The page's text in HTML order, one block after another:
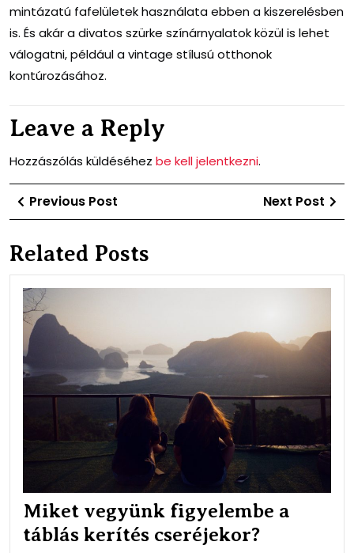
mintázatú fafelületek használata ebben a kiszerelésben
is. És akár a divatos szürke színárnyalatok közül is lehet
válogatni, például a vintage stílusú otthonok
kontúrozásához.
Leave a Reply
Hozzászólás küldéséhez be kell jelentkezni.
Bejegyzés
navigáció
Previous Post
Post
Next Post
Related Posts
Miket vegyünk figyelembe a
táblás kerítés cseréjekor?